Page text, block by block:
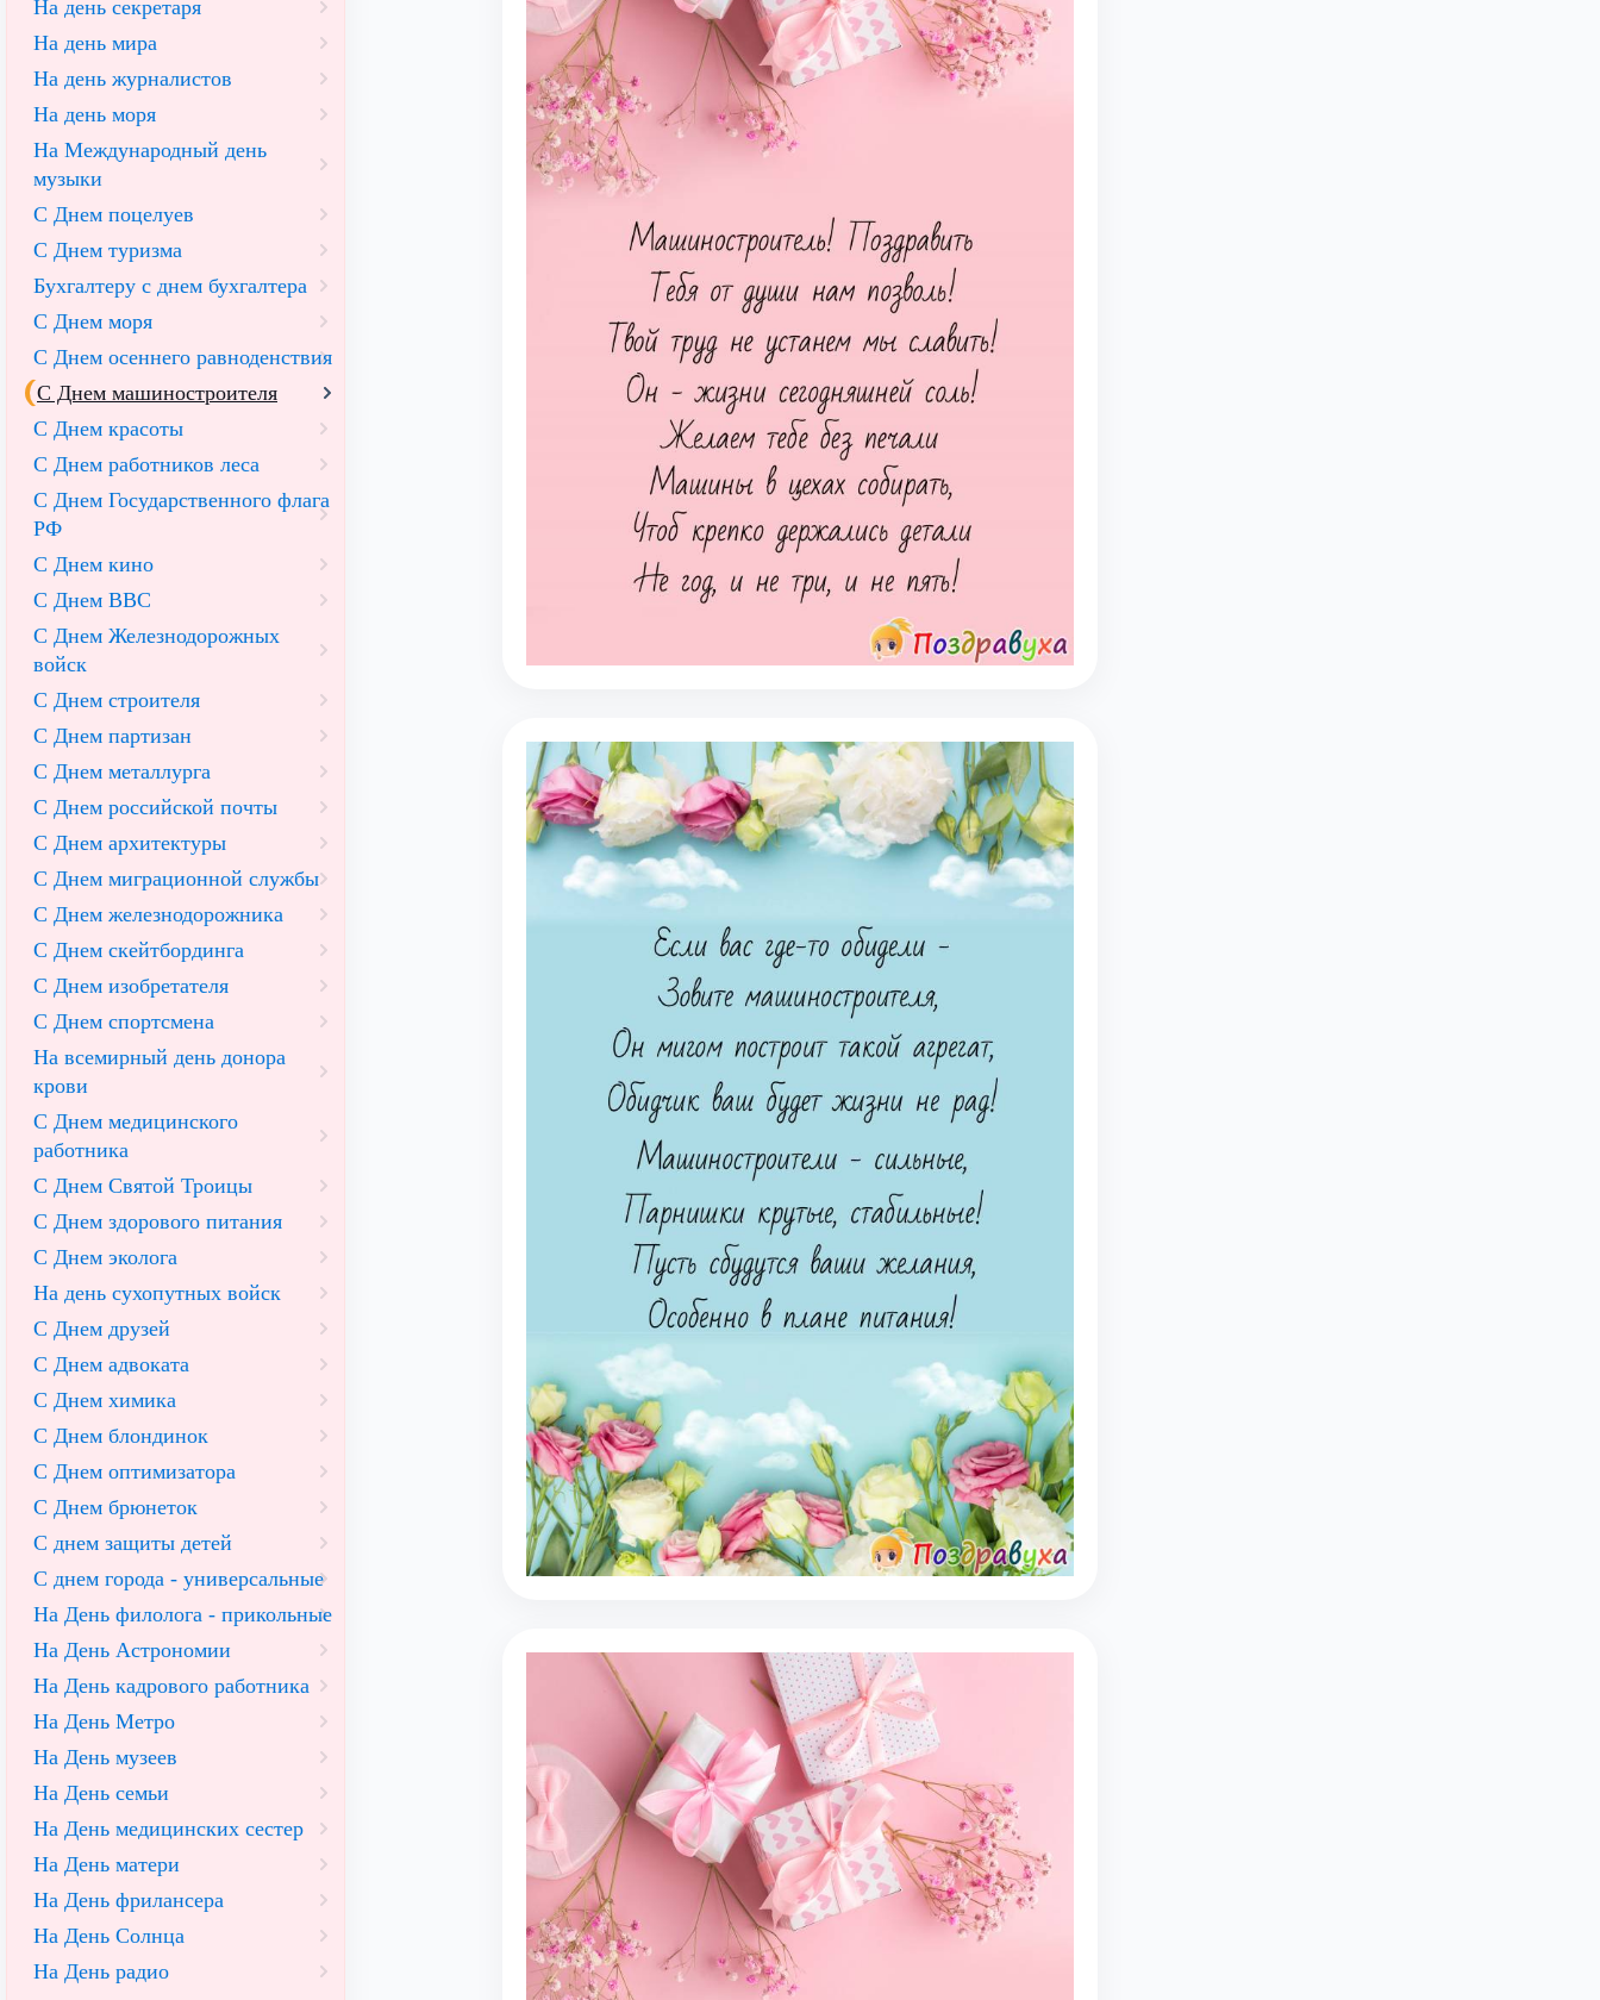
На день секретаря
На день мира
На день журналистов
На день моря
На Международный день
музыки
С Днем поцелуев
С Днем туризма
Бухгалтеру с днем бухгалтера
С Днем моря
С Днем осеннего равноденствия
С Днем машиностроителя
С Днем красоты
С Днем работников леса
С Днем Государственного флага
РФ
С Днем кино
С Днем ВВС
С Днем Железнодорожных
войск
С Днем строителя
С Днем партизан
С Днем металлурга
С Днем российской почты
С Днем архитектуры
С Днем миграционной службы
С Днем железнодорожника
С Днем скейтбординга
С Днем изобретателя
С Днем спортсмена
На всемирный день донора
крови
С Днем медицинского
работника
С Днем Святой Троицы
С Днем здорового питания
С Днем эколога
На день сухопутных войск
С Днем друзей
С Днем адвоката
С Днем химика
С Днем блондинок
С Днем оптимизатора
С Днем брюнеток
С днем защиты детей
С днем города - универсальные
На День филолога - прикольные
На День Астрономии
На День кадрового работника
На День Метро
На День музеев
На День семьи
На День медицинских сестер
На День матери
На День фрилансера
На День Солнца
На День радио